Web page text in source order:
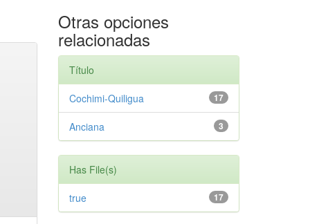
Otras opciones
relacionadas
Título
17
Cochimi-Quiligua
3
Anciana
Has File(s)
17
true